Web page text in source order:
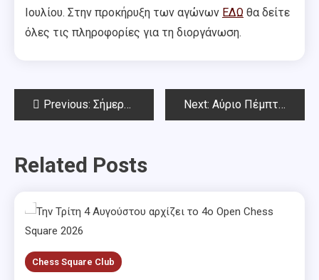
Ιουλίου. Στην προκήρυξη των αγώνων ΕΔΩ θα δείτε
όλες τις πληροφορίες για τη διοργάνωση.
PostPrevious: Σήμερα ο τελευταίος γύρος για το 1o Καλοκαιρινό open Chess Square 2026. Next: Αύριο Πέμπτη 9 Ιουλίου αρχίζει τo 2ο Καλοκαιρινό open Chess Square 2026
Related Posts
Chess Square Club